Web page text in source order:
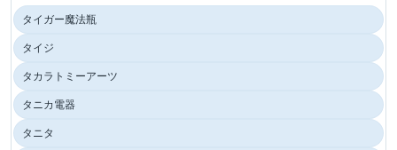
タイガー魔法瓶
タイジ
タカラトミーアーツ
タニカ電器
タニタ